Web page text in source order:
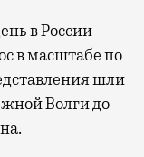
в России
в масштабе по
шли
Волги до